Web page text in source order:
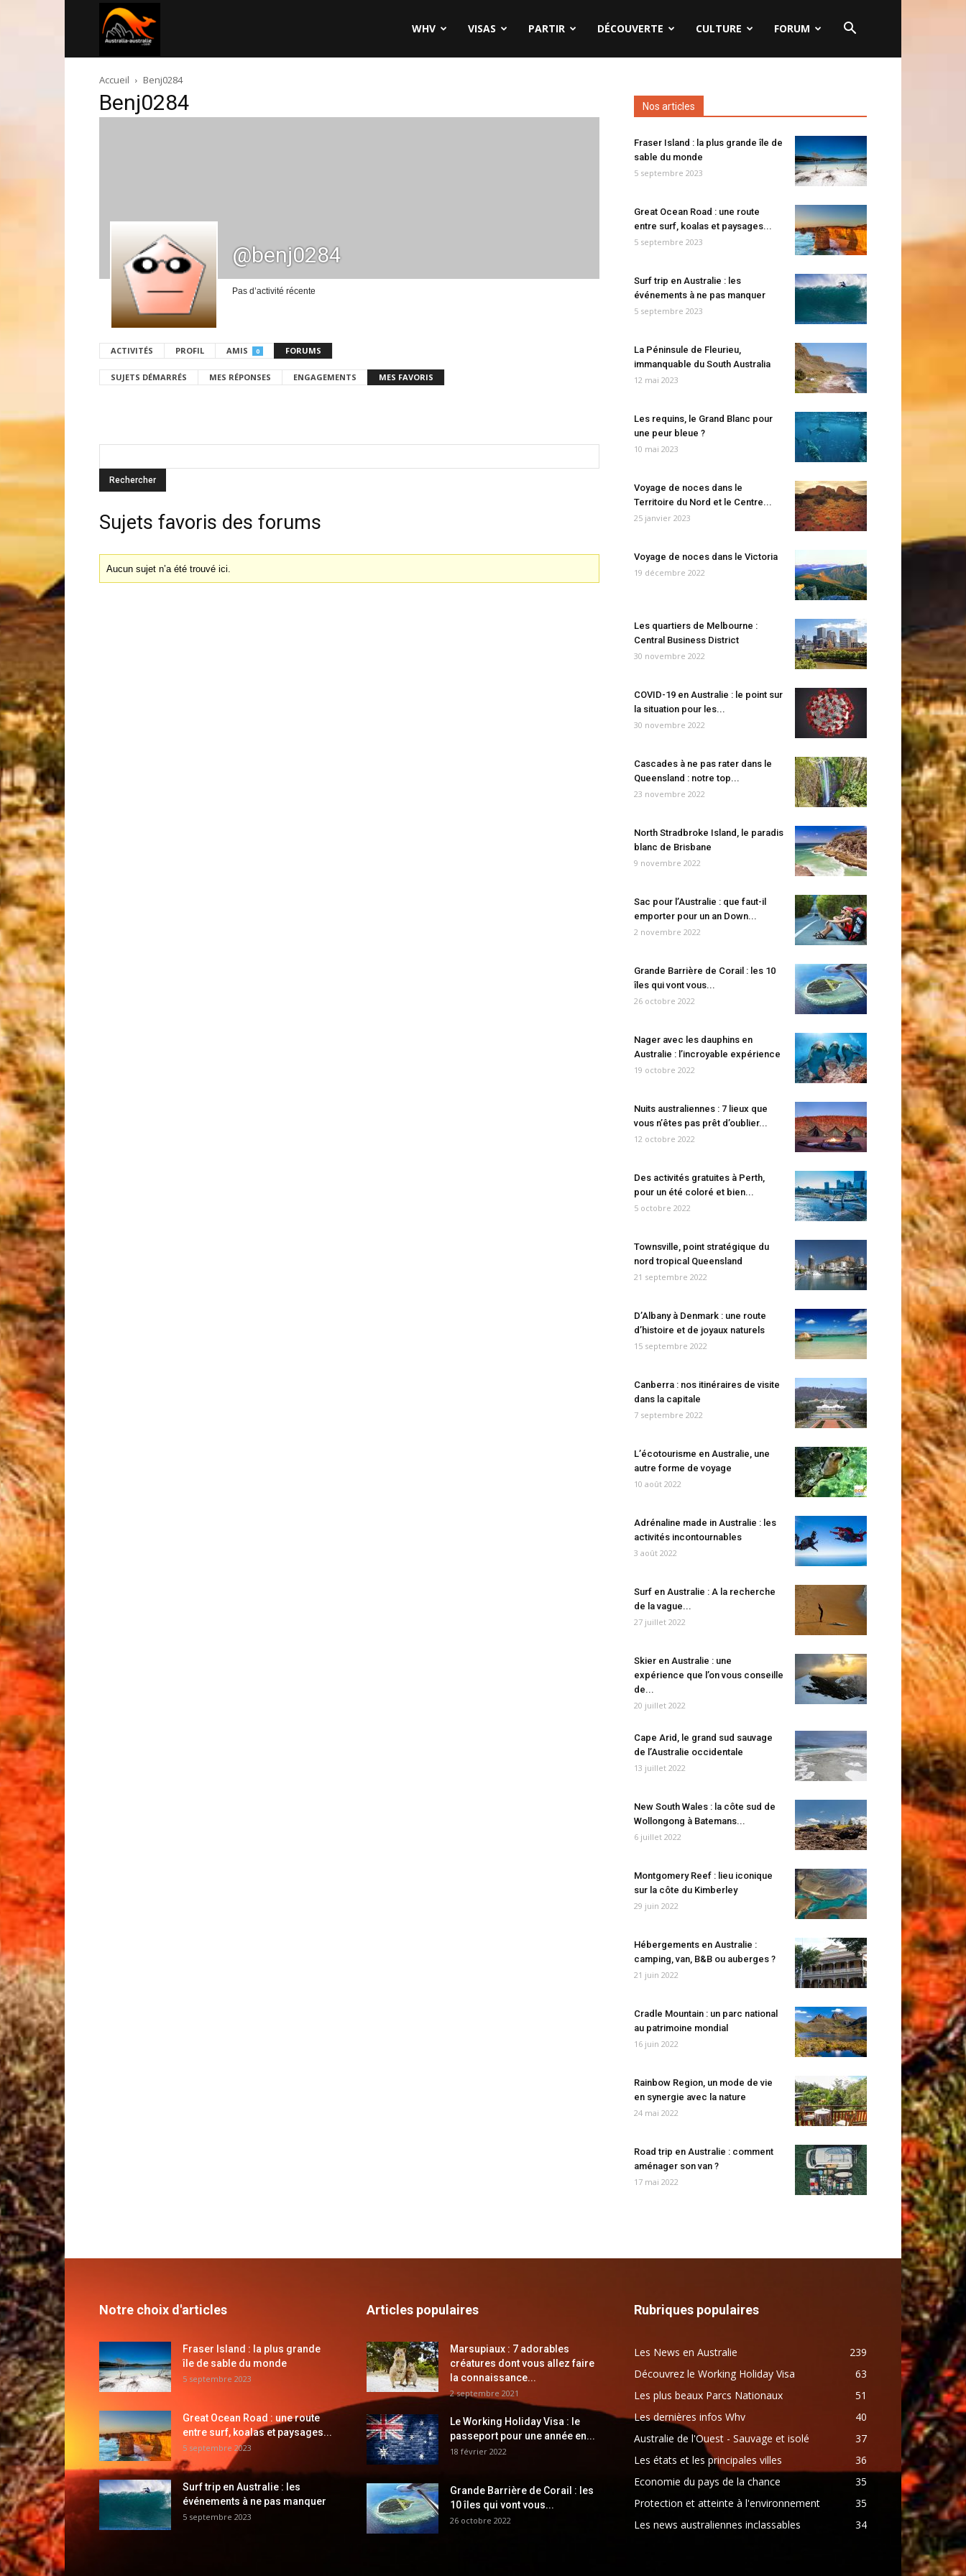
australie.com
WHV VISAS PARTIR DÉCOUVERTE CULTURE FORUM
Accueil Benj0284
Benj0284
@benj0284
Pas d’activité récente
ACTIVITÉS PROFIL AMIS 0 FORUMS
SUJETS DÉMARRÉS MES RÉPONSES ENGAGEMENTS MES FAVORIS
Sujets favoris des forums
Aucun sujet n’a été trouvé ici.
Nos articles
Fraser Island : la plus grande île de
sable du monde
5 septembre 2023
Great Ocean Road : une route
entre surf, koalas et paysages...
5 septembre 2023
Surf trip en Australie : les
événements à ne pas manquer
5 septembre 2023
La Péninsule de Fleurieu,
immanquable du South Australia
12 mai 2023
Les requins, le Grand Blanc pour
une peur bleue ?
10 mai 2023
Voyage de noces dans le
Territoire du Nord et le Centre...
25 janvier 2023
Voyage de noces dans le Victoria
19 décembre 2022
Les quartiers de Melbourne :
Central Business District
30 novembre 2022
COVID-19 en Australie : le point sur
la situation pour les...
30 novembre 2022
Cascades à ne pas rater dans le
Queensland : notre top...
23 novembre 2022
North Stradbroke Island, le paradis
blanc de Brisbane
9 novembre 2022
Sac pour l’Australie : que faut-il
emporter pour un an Down...
2 novembre 2022
Grande Barrière de Corail : les 10
îles qui vont vous...
26 octobre 2022
Nager avec les dauphins en
Australie : l’incroyable expérience
19 octobre 2022
Nuits australiennes : 7 lieux que
vous n’êtes pas prêt d’oublier...
12 octobre 2022
Des activités gratuites à Perth,
pour un été coloré et bien...
5 octobre 2022
Townsville, point stratégique du
nord tropical Queensland
21 septembre 2022
D’Albany à Denmark : une route
d’histoire et de joyaux naturels
15 septembre 2022
Canberra : nos itinéraires de visite
dans la capitale
7 septembre 2022
L’écotourisme en Australie, une
autre forme de voyage
10 août 2022
Adrénaline made in Australie : les
activités incontournables
3 août 2022
Surf en Australie : A la recherche
de la vague...
27 juillet 2022
Skier en Australie : une
expérience que l’on vous conseille
de...
20 juillet 2022
Cape Arid, le grand sud sauvage
de l’Australie occidentale
13 juillet 2022
New South Wales : la côte sud de
Wollongong à Batemans...
6 juillet 2022
Montgomery Reef : lieu iconique
sur la côte du Kimberley
29 juin 2022
Hébergements en Australie :
camping, van, B&B ou auberges ?
21 juin 2022
Cradle Mountain : un parc national
au patrimoine mondial
16 juin 2022
Rainbow Region, un mode de vie
en synergie avec la nature
24 mai 2022
Road trip en Australie : comment
aménager son van ?
17 mai 2022
Notre choix d'articles
Fraser Island : la plus grande
île de sable du monde
5 septembre 2023
Great Ocean Road : une route
entre surf, koalas et paysages...
5 septembre 2023
Surf trip en Australie : les
événements à ne pas manquer
5 septembre 2023
Articles populaires
Marsupiaux : 7 adorables
créatures dont vous allez faire
la connaissance...
2 septembre 2021
Le Working Holiday Visa : le
passeport pour une année en...
18 février 2022
Grande Barrière de Corail : les
10 îles qui vont vous...
26 octobre 2022
Rubriques populaires
Les News en Australie
239
Découvrez le Working Holiday Visa
63
Les plus beaux Parcs Nationaux
51
Les dernières infos Whv
40
Australie de l'Ouest - Sauvage et isolé
37
Les états et les principales villes
36
Economie du pays de la chance
35
Protection et atteinte à l'environnement
35
Les news australiennes inclassables
34